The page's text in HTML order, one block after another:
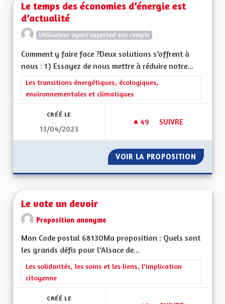
Le temps des économies d’énergie est
d’actualité
Utilisateur ayant supprimé son compte
Comment y faire face ?Deux solutions s’offrent à
nous : 1) Essayez de nous mettre à réduire notre...
Filtrer les résultats de la catégorie : Les transitions
Les transitions énergétiques, écologiques,
environnementales et climatiques
CRÉÉ LE
13/04/2023
49 49 ABONNÉS
SUIVRE
VOIR LA PROPOSITION LE
Le vote un devoir
Proposition anonyme
Mon Code postal 68130Ma proposition : Quels sont
les grands défis pour l’Alsace de...
Filtrer les résultats de la catégorie : Les solidarités, les soins
Les solidarités, les soins et les liens, l'implication
citoyenne
CRÉÉ LE